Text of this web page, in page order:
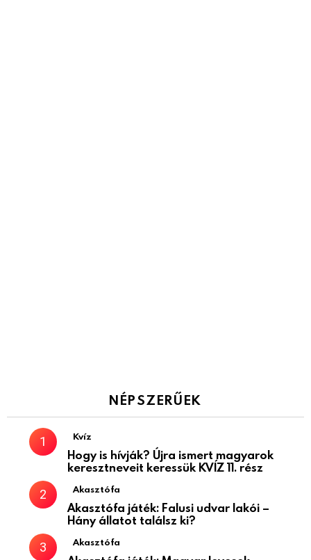
NÉPSZERŰEK
Kvíz
Hogy is hívják? Újra ismert magyarok
keresztneveit keressük KVÍZ 11. rész
Akasztófa
Akasztófa játék: Falusi udvar lakói –
Hány állatot találsz ki?
Akasztófa